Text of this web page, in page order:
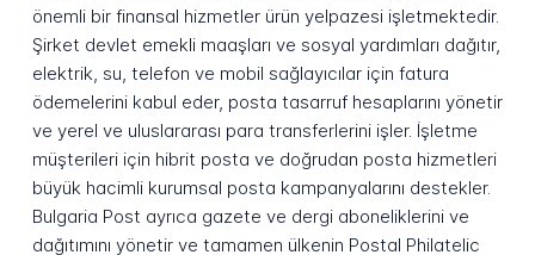
önemli bir finansal hizmetler ürün yelpazesi işletmektedir.
Şirket devlet emekli maaşları ve sosyal yardımları dağıtır,
elektrik, su, telefon ve mobil sağlayıcılar için fatura
ödemelerini kabul eder, posta tasarruf hesaplarını yönetir
ve yerel ve uluslararası para transferlerini işler. İşletme
müşterileri için hibrit posta ve doğrudan posta hizmetleri
büyük hacimli kurumsal posta kampanyalarını destekler.
Bulgaria Post ayrıca gazete ve dergi aboneliklerini ve
dağıtımını yönetir ve tamamen ülkenin Postal Philatelic